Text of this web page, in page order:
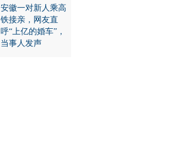
安徽一对新人乘高
铁接亲，网友直
呼“上亿的婚车”，
当事人发声